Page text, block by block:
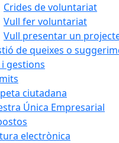
Crides de voluntariat
Vull fer voluntariat
Vull presentar un
de queixes o
gestions
ciutadana
Única Empresarial
electrònica